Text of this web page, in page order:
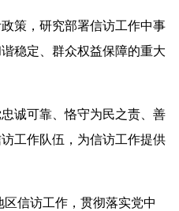
，研究部署信访工作中事
稳定、群众权益保障的重大
可靠、恪守为民之责、善
工作队伍，为信访工作提供
信访工作，贯彻落实党中